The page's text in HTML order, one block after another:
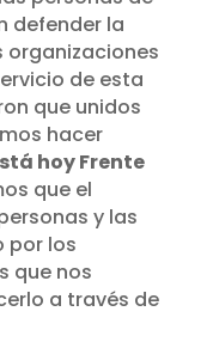
defender la
organizaciones
de esta
que unidos
hacer
hoy Frente
que el
y las
por los
que nos
a través de